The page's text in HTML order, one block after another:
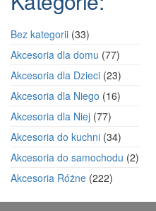
Bez kategorii 3333
produkty
Akcesoria dla domu 7777
produktów
Akcesoria dla Dzieci 2323
produkty
Akcesoria dla Niego 1616
Akcesoria dla Niej 7777
produktów
Akcesoria do kuchni 3434
produkty
Akcesoria do samochodu 22
Akcesoria Różne 222222